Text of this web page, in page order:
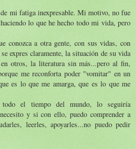
mi fatiga inexpresable. Mi motivo, no fue
lo que he hecho todo mi vida, pero
conozca a otra gente, con sus vidas, con
expres claramente, la situación de su vida
otros, la literatura sin más...pero al fin,
me reconforta poder "vomitar" en un
es lo que me amarga, que es lo que me
todo el tiempo del mundo, lo seguiría
y si con ello, puedo comprender a
leerles, apoyarles...no puedo pedir